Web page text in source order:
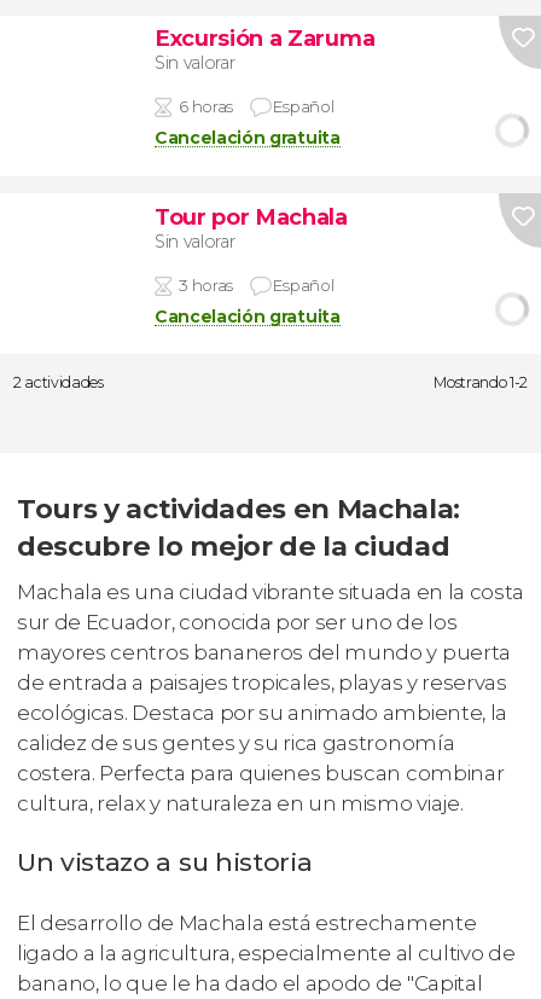
Excursión a Zaruma
Sin valorar
6 horas Español
Cancelación gratuita
Tour por Machala
Sin valorar
3 horas Español
Cancelación gratuita
2 actividades Mostrando 1-2
Tours y actividades en Machala:
descubre lo mejor de la ciudad
Machala es una ciudad vibrante situada en la costa
sur de Ecuador, conocida por ser uno de los
mayores centros bananeros del mundo y puerta
de entrada a paisajes tropicales, playas y reservas
ecológicas. Destaca por su animado ambiente, la
calidez de sus gentes y su rica gastronomía
costera. Perfecta para quienes buscan combinar
cultura, relax y naturaleza en un mismo viaje.
Un vistazo a su historia
El desarrollo de Machala está estrechamente
ligado a la agricultura, especialmente al cultivo de
banano, lo que le ha dado el apodo de "Capital